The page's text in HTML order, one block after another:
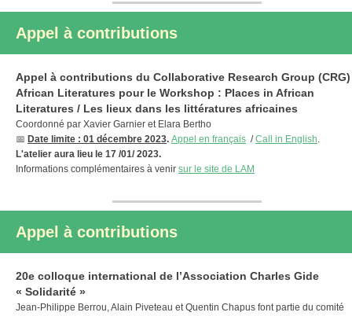
Appel à contributions
Appel à contributions du Collaborative Research Group (CRG)
African Literatures pour le Workshop : Places in African
Literatures / Les lieux dans les littératures africaines
Coordonné par Xavier Garnier et Elara Bertho
📅 Date limite : 01 décembre 2023. Appel en français /Call in English.
L'atelier aura lieu le 17 /01/ 2023.
Informations complémentaires à venir sur le site de LAM
Appel à contributions
20e colloque international de l’Association Charles Gide
« Solidarité »
Jean-Philippe Berrou, Alain Piveteau et Quentin Chapus font partie du comité